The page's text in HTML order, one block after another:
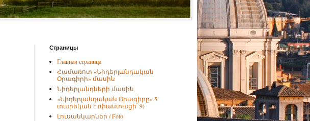
Страницы
Главная страница
Համառոտ «Նիդերլանդական
Օրագիրի» մասին
Նիդերլանդների մասին
«Նիդերլանդական Օրագիրը» 5
տարեկան է (փաստացի՝ 9)
Լուսանկարներ / Foto